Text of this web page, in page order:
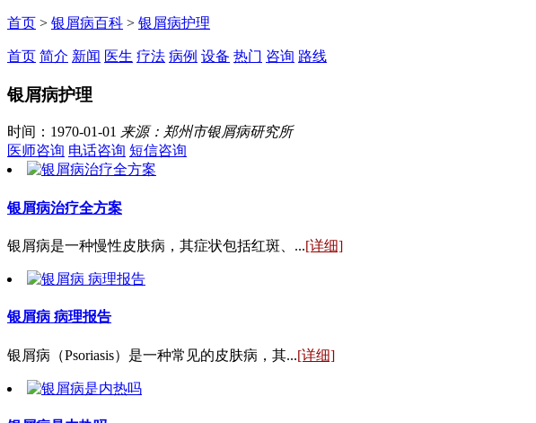
首页 > 银屑病百科 > 银屑病护理
首页 简介 新闻 医生 疗法 病例 设备 热门 咨询 路线
银屑病护理
时间：1970-01-01 来源：郑州市银屑病研究所
医师咨询 电话咨询 短信咨询
银屑病治疗全方案
银屑病是一种慢性皮肤病，其症状包括红斑、...[详细]
银屑病 病理报告
银屑病（Psoriasis）是一种常见的皮肤病，其...[详细]